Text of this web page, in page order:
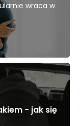
wraca w
- jak się